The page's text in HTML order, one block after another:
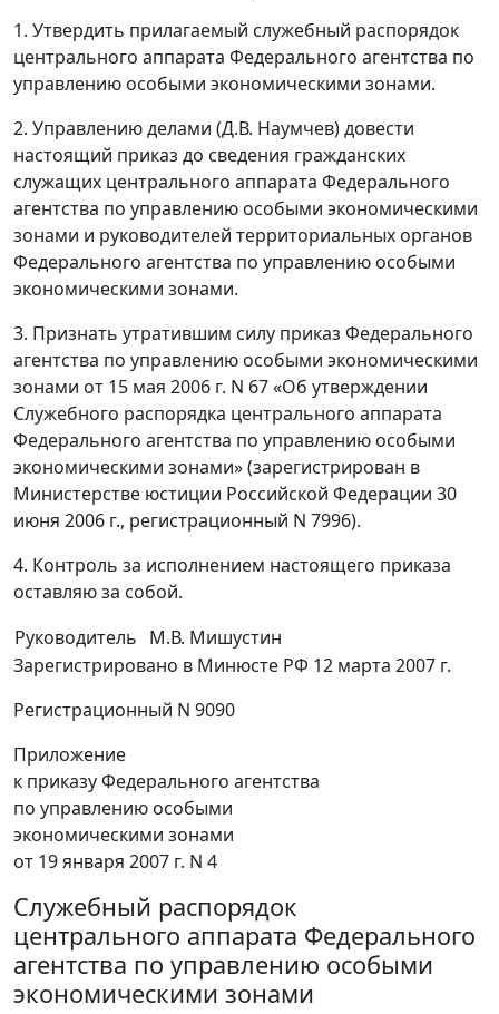
1. Утвердить прилагаемый служебный распорядок
центрального аппарата Федерального агентства по
управлению особыми экономическими зонами.
2. Управлению делами (Д.В. Наумчев) довести
настоящий приказ до сведения гражданских
служащих центрального аппарата Федерального
агентства по управлению особыми экономическими
зонами и руководителей территориальных органов
Федерального агентства по управлению особыми
экономическими зонами.
3. Признать утратившим силу приказ Федерального
агентства по управлению особыми экономическими
зонами от 15 мая 2006 г. N 67 «Об утверждении
Служебного распорядка центрального аппарата
Федерального агентства по управлению особыми
экономическими зонами» (зарегистрирован в
Министерстве юстиции Российской Федерации 30
июня 2006 г., регистрационный N 7996).
4. Контроль за исполнением настоящего приказа
оставляю за собой.
Руководитель М.В. Мишустин
Зарегистрировано в Минюсте РФ 12 марта 2007 г.
Регистрационный N 9090
Приложение
к приказу Федерального агентства
по управлению особыми
экономическими зонами
от 19 января 2007 г. N 4
Служебный распорядок
центрального аппарата Федерального
агентства по управлению особыми
экономическими зонами